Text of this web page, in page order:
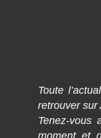
Toute
retrouver sur
Tenez-vous